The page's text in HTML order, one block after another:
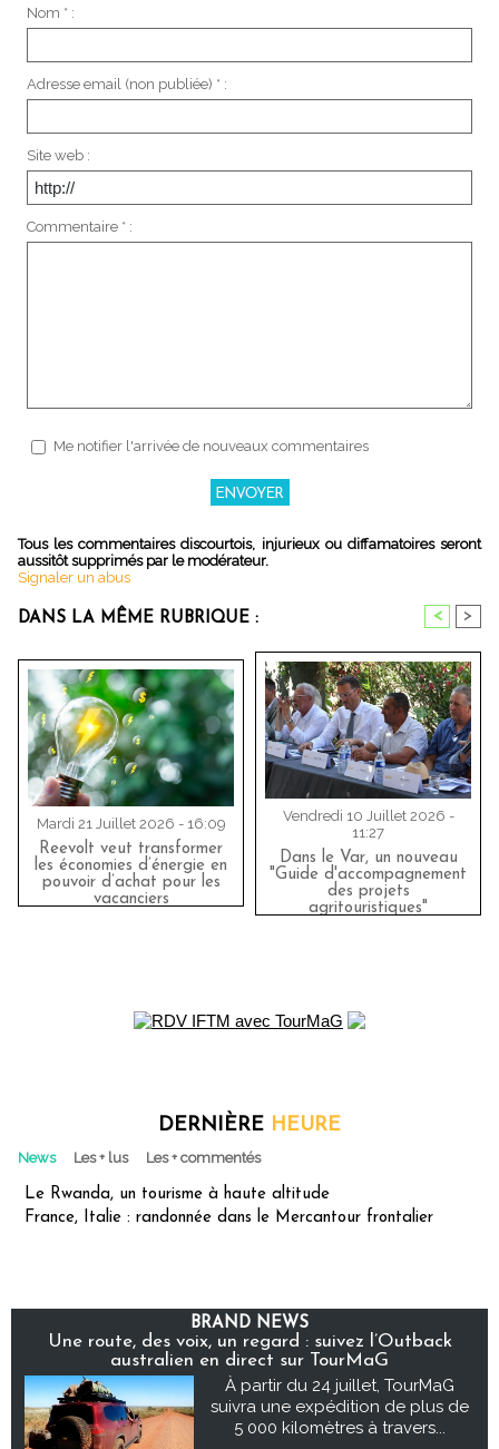
Nom * :
Adresse email (non publiée) * :
Site web :
Commentaire * :
Me notifier l'arrivée de nouveaux commentaires
Tous les commentaires discourtois, injurieux ou diffamatoires seront
aussitôt supprimés par le modérateur.
Signaler un abus
DANS LA MÊME RUBRIQUE : < >
Mardi 21 Juillet 2026 - 16:09
Reevolt veut transformer
les économies d’énergie en
pouvoir d’achat pour les
vacanciers
Vendredi 10 Juillet 2026 -
11:27
Dans le Var, un nouveau
"Guide d'accompagnement
des projets
agritouristiques"
DERNIÈRE HEURE
News Les + lus Les + commentés
Le Rwanda, un tourisme à haute altitude
France, Italie : randonnée dans le Mercantour frontalier
BRAND NEWS
Une route, des voix, un regard : suivez l’Outback
australien en direct sur TourMaG
À partir du 24 juillet, TourMaG
suivra une expédition de plus de
5 000 kilomètres à travers...